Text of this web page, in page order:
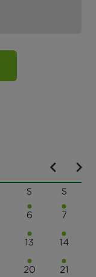
S S
6 7
13 14
20 21